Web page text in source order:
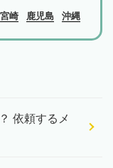
宮崎 鹿児島 沖縄
依頼するメ